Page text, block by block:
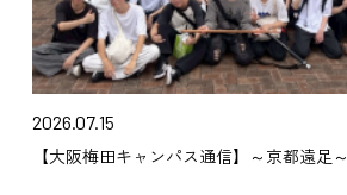
2026.07.15
【大阪梅田キャンパス通信】～京都遠足～